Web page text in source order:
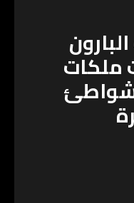
ملكات
شواطئ